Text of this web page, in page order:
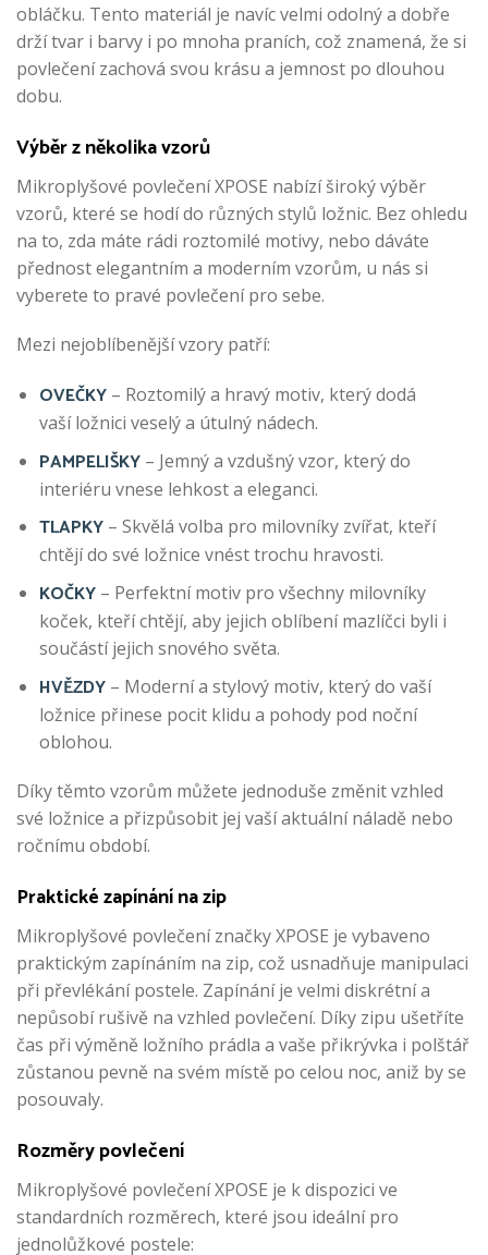
obláčku. Tento materiál je navíc velmi odolný a dobře
drží tvar i barvy i po mnoha praních, což znamená, že si
povlečení zachová svou krásu a jemnost po dlouhou
dobu.
Výběr z několika vzorů
Mikroplyšové povlečení XPOSE nabízí široký výběr
vzorů, které se hodí do různých stylů ložnic. Bez ohledu
na to, zda máte rádi roztomilé motivy, nebo dáváte
přednost elegantním a moderním vzorům, u nás si
vyberete to pravé povlečení pro sebe.
Mezi nejoblíbenější vzory patří:
OVEČKY– Roztomilý a hravý motiv, který dodá
vaší ložnici veselý a útulný nádech.
PAMPELIŠKY– Jemný a vzdušný vzor, který do
interiéru vnese lehkost a eleganci.
TLAPKY– Skvělá volba pro milovníky zvířat, kteří
chtějí do své ložnice vnést trochu hravosti.
KOČKY– Perfektní motiv pro všechny milovníky
koček, kteří chtějí, aby jejich oblíbení mazlíčci byli i
součástí jejich snového světa.
HVĚZDY– Moderní a stylový motiv, který do vaší
ložnice přinese pocit klidu a pohody pod noční
oblohou.
Díky těmto vzorům můžete jednoduše změnit vzhled
své ložnice a přizpůsobit jej vaší aktuální náladě nebo
ročnímu období.
Praktické zapínání na zip
Mikroplyšové povlečení značky XPOSE je vybaveno
praktickým zapínáním na zip, což usnadňuje manipulaci
při převlékání postele. Zapínání je velmi diskrétní a
nepůsobí rušivě na vzhled povlečení. Díky zipu ušetříte
čas při výměně ložního prádla a vaše přikrývka i polštář
zůstanou pevně na svém místě po celou noc, aniž by se
posouvaly.
Rozměry povlečení
Mikroplyšové povlečení XPOSE je k dispozici ve
standardních rozměrech, které jsou ideální pro
jednolůžkové postele: